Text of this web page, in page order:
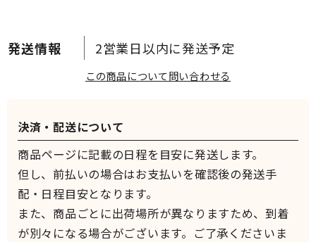
2営業日以内に発送予定
この商品について問い合わせる
決済・配送について
商品ページに記載の日程を目安に発送します。
但し、前払いの場合はお支払いを確認後の発送手
配・日程目安となります。
また、商品ごとに出荷場所が異なりますため、到着
が別々になる場合がございます。ご了承くださいま